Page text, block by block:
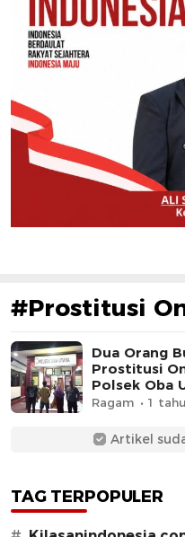
#Prostitusi
Dua Orang
Prostitusi
Polsek Oba
Ragam 1
Artikel
TAG TERPOPULER